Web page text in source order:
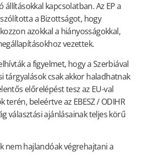
állításokkal kapcsolatban. Az EP a
a Bizottságot, hogy
azokkal a hiányosságokkal,
vezettek.
a figyelmet, hogy a Szerbiával
tárgyalások csak akkor haladhatnak
előrelépést tesz az EU-val
beleértve az EBESZ / ODIHR
választási ajánlásainak teljes körű
nem hajlandóak végrehajtani a